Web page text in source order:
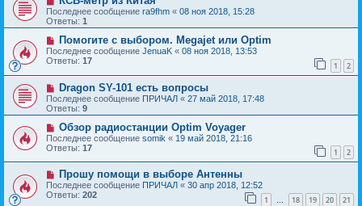
Последнее сообщение ra9fhm « 08 ноя 2018, 15:28
Ответы: 1
Помогите с выбором. Megajet или Optim
Последнее сообщение JenuaK « 08 ноя 2018, 13:53
Ответы: 17 1 2
Dragon SY-101 есть вопросы
Последнее сообщение ПРИЧАЛ « 27 май 2018, 17:48
Ответы: 9
Обзор радиостанции Optim Voyager
Последнее сообщение somik « 19 май 2018, 21:16
Ответы: 17 1 2
Прошу помощи в выборе Антенны
Последнее сообщение ПРИЧАЛ « 30 апр 2018, 12:52
Ответы: 202 1 … 18 19 20 21